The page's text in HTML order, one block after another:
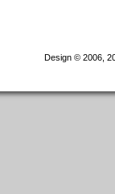
Design © 2006,